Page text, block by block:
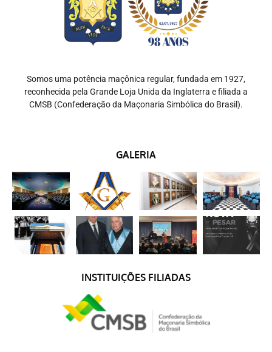
Somos uma potência maçônica regular, fundada em 1927,
reconhecida pela Grande Loja Unida da Inglaterra e filiada a
CMSB (Confederação da Maçonaria Simbólica do Brasil).
GALERIA
INSTITUIÇÕES FILIADAS